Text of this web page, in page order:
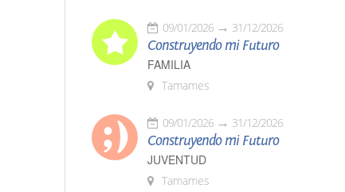
09/01/2026 31/12/2026
Construyendo mi Futuro
FAMILIA
Tamames
09/01/2026 31/12/2026
Construyendo mi Futuro
JUVENTUD
Tamames